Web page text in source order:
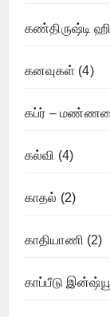
கண்திருஷ்டி
கனவுகள் (4)
கப்ர் –
கல்வி (4)
காதல் (2)
காதியாணி (2)
காப்பீடு